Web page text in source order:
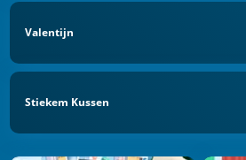
Valentijn
Stiekem Kussen